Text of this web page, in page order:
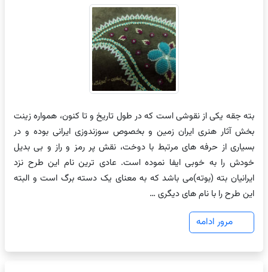
بته جقه یکی از نقوشی است که در طول تاریخ و تا کنون، همواره زینت
بخش آثار هنری ایران زمین و بخصوص سوزندوزی ایرانی بوده و در
بسیاری از حرفه های مرتبط با دوخت، نقش پر رمز و راز و بی بدیل
خودش را به خوبی ایفا نموده است. عادی ترین نام این طرح نزد
ایرانیان بته (بوته)می باشد که به معنای یک دسته برگ است و البته
این طرح را با نام های دیگری …
مرور ادامه